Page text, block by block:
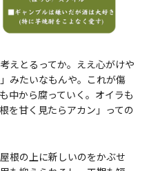
えとるってか。ええ心がけや
みたいなもんや。これが傷
中から腐っていく。オイラも
を甘く見たらアカン」っての
根の上に新しいのをかぶせ